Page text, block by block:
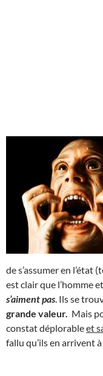
de s’assumer en l’état
est clair que l’homme
s’aiment pas . Ils se
grande valeur. Mais
constat déplorableet
fallu qu’ils en arrivent à